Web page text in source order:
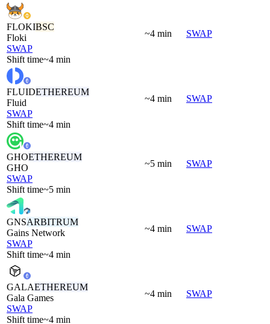
FLOKIBSC
Floki
SWAP
Shift time~4 min
~4 min SWAP
FLUIDETHEREUM
Fluid
SWAP
Shift time~4 min
~4 min SWAP
GHOETHEREUM
GHO
SWAP
Shift time~5 min
~5 min SWAP
GNSARBITRUM
Gains Network
SWAP
Shift time~4 min
~4 min SWAP
GALAETHEREUM
Gala Games
SWAP
Shift time~4 min
~4 min SWAP